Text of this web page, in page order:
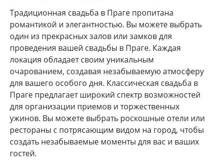
Традиционная свадьба в Праге пропитана
романтикой и элегантностью. Вы можете выбрать
один из прекрасных залов или замков для
проведения вашей свадьбы в Праге. Каждая
локация обладает своим уникальным
очарованием, создавая незабываемую атмосферу
для вашего особого дня. Классическая свадьба в
Праге предлагает широкий спектр возможностей
для организации приемов и торжественных
ужинов. Вы можете выбрать роскошные отели или
рестораны с потрясающим видом на город, чтобы
создать незабываемые моменты для вас и ваших
гостей.